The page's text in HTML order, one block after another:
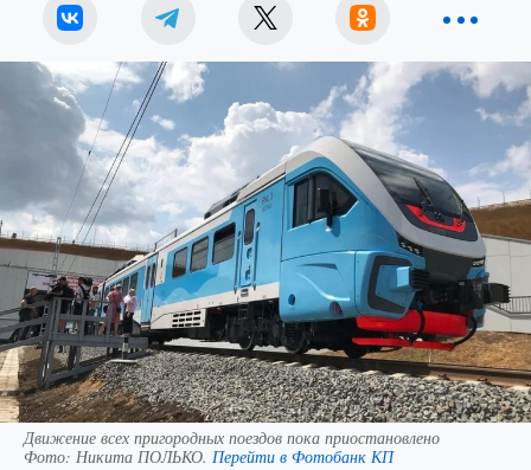
Движение всех пригородных поездов пока приостановлено
Фото: Никита ПОЛЬКО. Перейти в Фотобанк КП